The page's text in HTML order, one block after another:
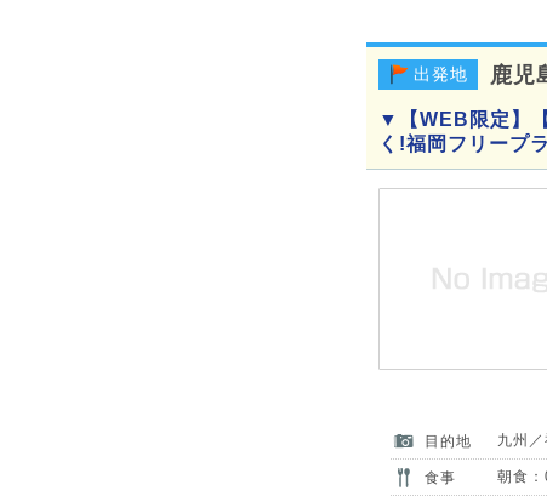
出発地 鹿児
▼【WEB限定】
く!福岡フリープ
目的地 九州
食事 朝食